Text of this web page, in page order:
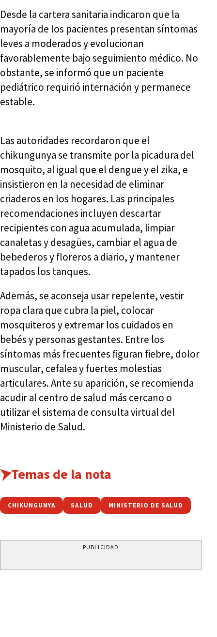
Desde la cartera sanitaria indicaron que la
mayoría de los pacientes presentan síntomas
leves a moderados y evolucionan
favorablemente bajo seguimiento médico. No
obstante, se informó que un paciente
pediátrico requirió internación y permanece
estable.
Las autoridades recordaron que el
chikungunya se transmite por la picadura del
mosquito, al igual que el dengue y el zika, e
insistieron en la necesidad de eliminar
criaderos en los hogares. Las principales
recomendaciones incluyen descartar
recipientes con agua acumulada, limpiar
canaletas y desagües, cambiar el agua de
bebederos y floreros a diario, y mantener
tapados los tanques.
Además, se aconseja usar repelente, vestir
ropa clara que cubra la piel, colocar
mosquiteros y extremar los cuidados en
bebés y personas gestantes. Entre los
síntomas más frecuentes figuran fiebre, dolor
muscular, cefalea y fuertes molestias
articulares. Ante su aparición, se recomienda
acudir al centro de salud más cercano o
utilizar el sistema de consulta virtual del
Ministerio de Salud.
Temas de la nota
CHIKUNGUNYA SALUD MINISTERIO DE SALUD
PUBLICIDAD